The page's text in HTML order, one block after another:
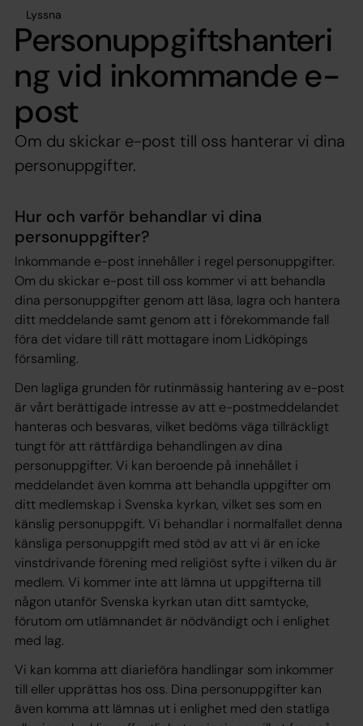
Lyssna
Personuppgiftshanteri
ng vid inkommande e-
post
Om du skickar e-post till oss hanterar vi dina
personuppgifter.
Hur och varför behandlar vi dina
personuppgifter?
Inkommande e-post innehåller i regel personuppgifter.
Om du skickar e-post till oss kommer vi att behandla
dina personuppgifter genom att läsa, lagra och hantera
ditt meddelande samt genom att i förekommande fall
föra det vidare till rätt mottagare inom Lidköpings
församling.
Den lagliga grunden för rutinmässig hantering av e-post
är vårt berättigade intresse av att e-postmeddelandet
hanteras och besvaras, vilket bedöms väga tillräckligt
tungt för att rättfärdiga behandlingen av dina
personuppgifter. Vi kan beroende på innehållet i
meddelandet även komma att behandla uppgifter om
ditt medlemskap i Svenska kyrkan, vilket ses som en
känslig personuppgift. Vi behandlar i normalfallet denna
känsliga personuppgift med stöd av att vi är en icke
vinstdrivande förening med religiöst syfte i vilken du är
medlem. Vi kommer inte att lämna ut uppgifterna till
någon utanför Svenska kyrkan utan ditt samtycke,
förutom om utlämnandet är nödvändigt och i enlighet
med lag.
Vi kan komma att diarieföra handlingar som inkommer
till eller upprättas hos oss. Dina personuppgifter kan
även komma att lämnas ut i enlighet med den statliga